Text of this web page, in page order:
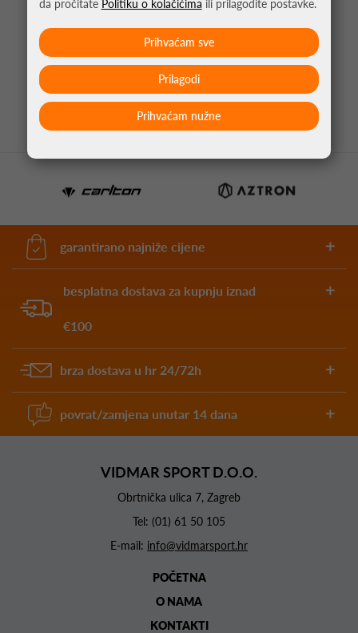
PIKADO NASTAVAK CLIC CRNA
4,95 €
garantirano najniže cijene
besplatna dostava za kupnju iznad
€100
brza dostava u hr 24/72h
povrat/zamjena unutar 14 dana
VIDMAR SPORT D.O.O.
Obrtnička ulica 7, Zagreb
Tel: (01) 61 50 105
E-mail: info@vidmarsport.hr
POČETNA
O NAMA
KONTAKTI
da pročitate Politiku o kolačićima ili prilagodite postavke.
Prihvaćam nužne
Prilagodi
Prihvaćam sve